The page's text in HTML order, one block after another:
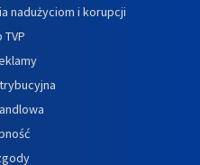
nadużyciom i korupcji